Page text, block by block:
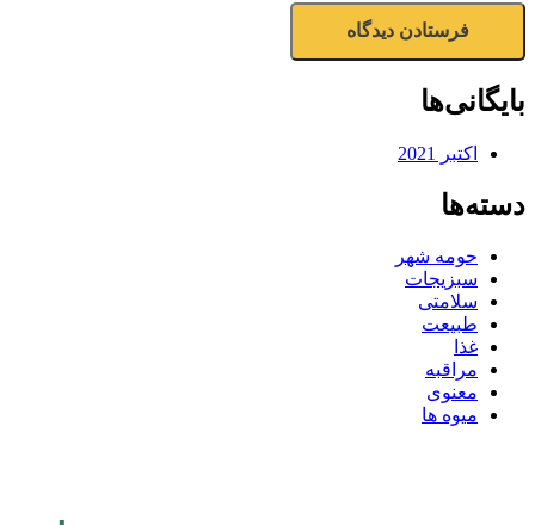
بایگانی‌ها
اکتبر 2021
دسته‌ها
حومه شهر
سبزیجات
سلامتی
طبیعت
غذا
مراقبه
معنوی
میوه ها